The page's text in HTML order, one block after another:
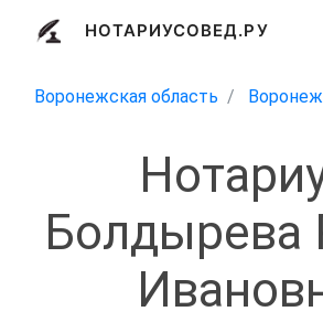
НОТАРИУСОВЕД.РУ
Воронежская область Воронеж
Болдырева